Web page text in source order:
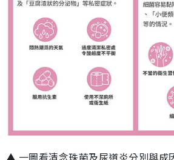
▲ 一圖看清念珠菌及尿道炎分別與成